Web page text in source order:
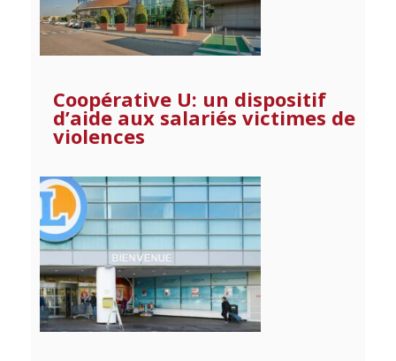
Coopérative U: un dispositif
d’aide aux salariés victimes de
violences